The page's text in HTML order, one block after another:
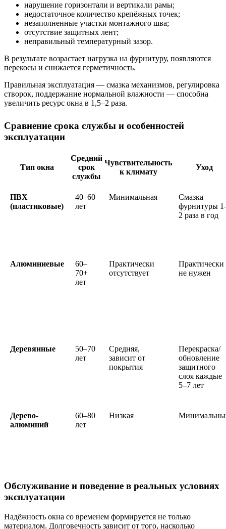
нарушение горизонтали и вертикали рамы;
недостаточное количество крепёжных точек;
незаполненные участки монтажного шва;
отсутствие защитных лент;
неправильный температурный зазор.
В результате возрастает нагрузка на фурнитуру, появляются
перекосы и снижается герметичность.
Правильная эксплуатация — смазка механизмов, регулировка
створок, поддержание нормальной влажности — способна
увеличить ресурс окна в 1,5–2 раза.
Сравнение срока службы и особенностей
эксплуатации
Тип окна
Средний
срок
службы
Чувствительность
к климату
Уход
ПВХ
(пластиковые)
40–60
лет
Минимальная
Смазка
фурнитуры
2 раза в год
Алюминиевые
60–
70+
лет
Практически
отсутствует
Практически
не нужен
Деревянные
50–70
лет
Средняя,
зависит от
покрытия
Перекраска/
обновление
защитного
слоя каждые
5–7 лет
Дерево-
алюминий
60–80
лет
Низкая
Обслуживание и поведение в реальных условиях
эксплуатации
Надёжность окна со временем формируется не только
материалом. Долговечность зависит от того, насколько